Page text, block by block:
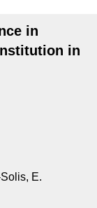
in
in
E.